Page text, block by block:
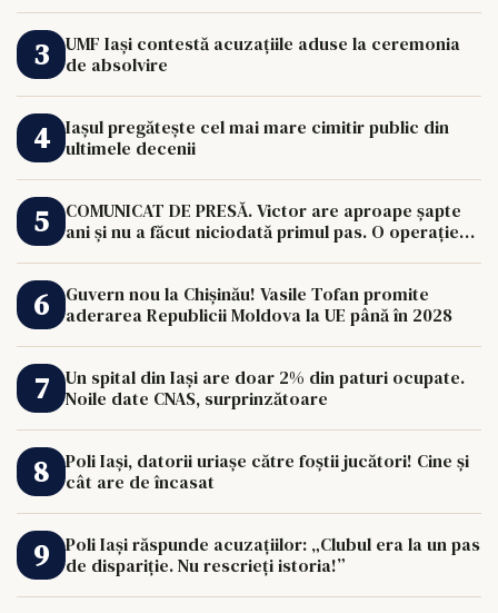
UMF Iași contestă acuzațiile aduse la ceremonia
de absolvire
Iașul pregătește cel mai mare cimitir public din
ultimele decenii
COMUNICAT DE PRESĂ. Victor are aproape șapte
ani și nu a făcut niciodată primul pas. O operație
Guvern nou la Chișinău! Vasile Tofan promite
aderarea Republicii Moldova la UE până în 2028
Un spital din Iași are doar 2% din paturi ocupate.
Noile date CNAS, surprinzătoare
Poli Iași, datorii uriașe către foștii jucători! Cine și
cât are de încasat
Poli Iași răspunde acuzațiilor: „Clubul era la un pas
de dispariție. Nu rescrieți istoria!”